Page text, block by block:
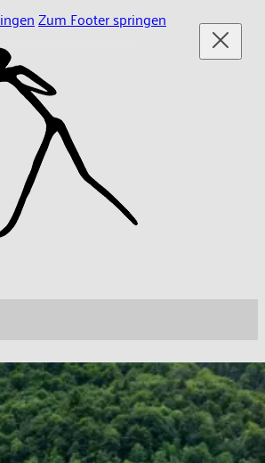
Zum Footer springen